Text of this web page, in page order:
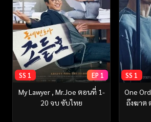
SS 1 EP 1
My Lawyer , Mr.Joe ตอนที่ 1-
20 จบ ซับไทย
SS 1
One
ถึงฆาต